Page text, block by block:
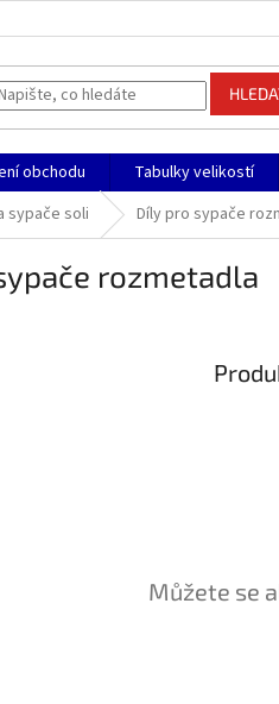
obchodu Tabulky velikostí
sypače soli Díly pro sypače
rozmetadla
Můžete se